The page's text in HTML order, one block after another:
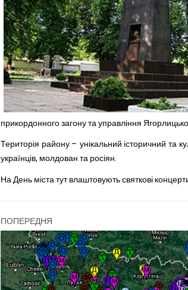
прикордонного загону та управління
Територія району – унікальний історичний та
українців, молдован та росіян.
На День міста тут влаштовують святкові
ПОПЕРЕДНЯ